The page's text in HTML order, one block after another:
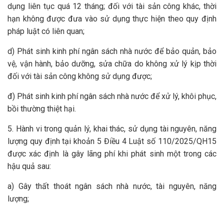
dụng liên tục quá 12 tháng; đối với tài sản công khác, thời
hạn không được đưa vào sử dụng thực hiện theo quy định
pháp luật có liên quan;
d) Phát sinh kinh phí ngân sách nhà nước để bảo quản, bảo
vệ, vận hành, bảo dưỡng, sửa chữa do không xử lý kịp thời
đối với tài sản công không sử dụng được;
đ) Phát sinh kinh phí ngân sách nhà nước để xử lý, khôi phục,
bồi thường thiệt hại.
5. Hành vi trong quản lý, khai thác, sử dụng tài nguyên, năng
lượng quy định tại khoản 5 Điều 4 Luật số 110/2025/QH15
được xác định là gây lãng phí khi phát sinh một trong các
hậu quả sau:
a) Gây thất thoát ngân sách nhà nước, tài nguyên, năng
lượng;